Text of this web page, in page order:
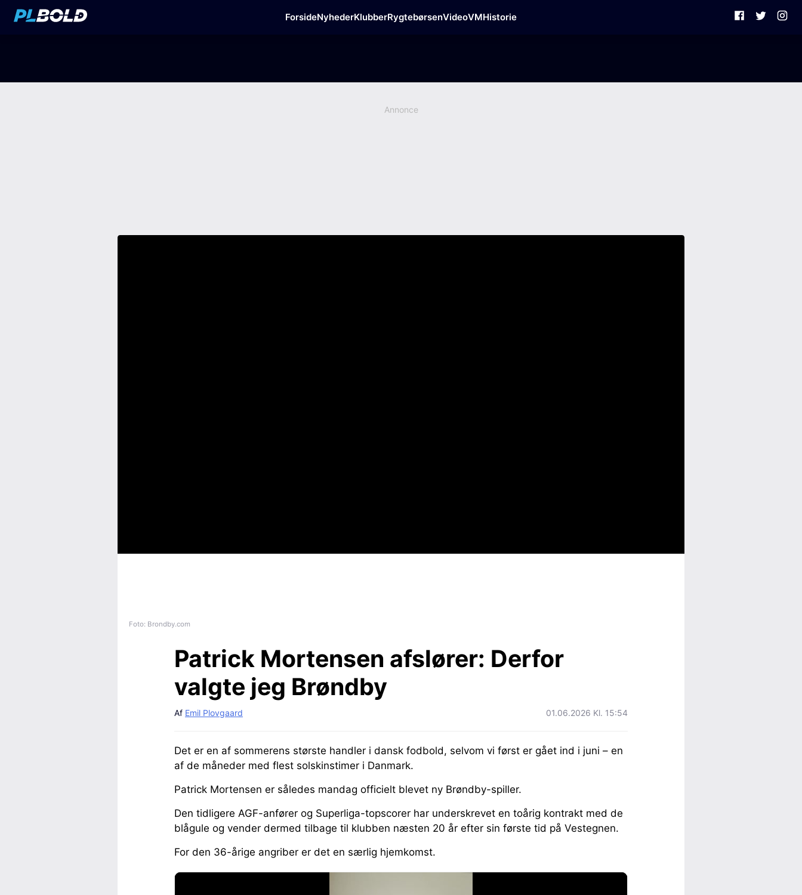
ForsideNyhederKlubberRygtebørsenVideoVMHistorie
Annonce
Foto: Brondby.com
Patrick Mortensen afslører: Derfor
valgte jeg Brøndby
Af Emil Plovgaard 01.06.2026 Kl. 15:54
Det er en af sommerens største handler i dansk fodbold, selvom vi først er gået ind i juni – en
af de måneder med flest solskinstimer i Danmark.
Patrick Mortensen er således mandag officielt blevet ny Brøndby-spiller.
Den tidligere AGF-anfører og Superliga-topscorer har underskrevet en toårig kontrakt med de
blågule og vender dermed tilbage til klubben næsten 20 år efter sin første tid på Vestegnen.
For den 36-årige angriber er det en særlig hjemkomst.